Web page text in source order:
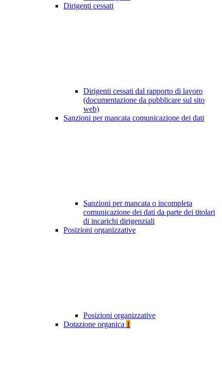
Dirigenti cessati
Dirigenti cessati dal rapporto di lavoro
(documentazione da pubblicare sul sito
web)
Sanzioni per mancata comunicazione dei dati
Sanzioni per mancata o incompleta
comunicazione dei dati da parte dei titolari
di incarichi dirigenziali
Posizioni organizzative
Posizioni organizzative
Dotazione organica 1